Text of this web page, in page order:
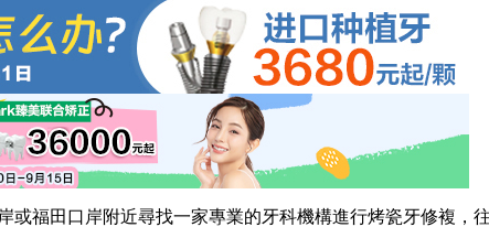
田口岸附近尋找一家專業的牙科機構進行烤瓷牙修複，